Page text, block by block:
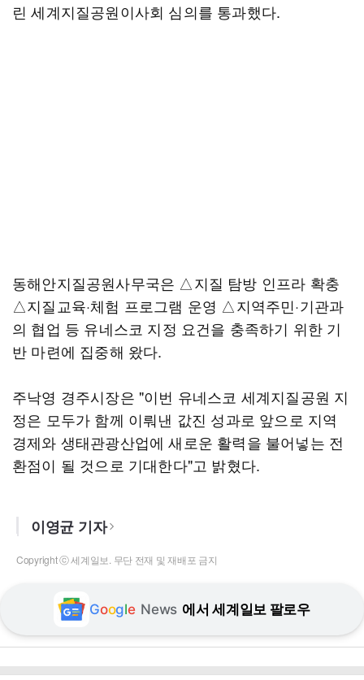
린 세계지질공원이사회 심의를 통과했다.
동해안지질공원사무국은 △지질 탐방 인프라 확충
△지질교육·체험 프로그램 운영 △지역주민·기관과
의 협업 등 유네스코 지정 요건을 충족하기 위한 기
반 마련에 집중해 왔다.
주낙영 경주시장은 "이번 유네스코 세계지질공원 지
정은 모두가 함께 이뤄낸 값진 성과로 앞으로 지역
경제와 생태관광산업에 새로운 활력을 불어넣는 전
환점이 될 것으로 기대한다"고 밝혔다.
이영균 기자
Copyright ⓒ 세계일보. 무단 전재 및 재배포 금지
Google News 에서 세계일보 팔로우